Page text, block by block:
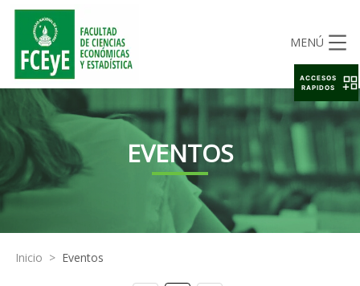
MENÚ
EVENTOS
Inicio > Eventos
ACCESOS
RAPIDOS